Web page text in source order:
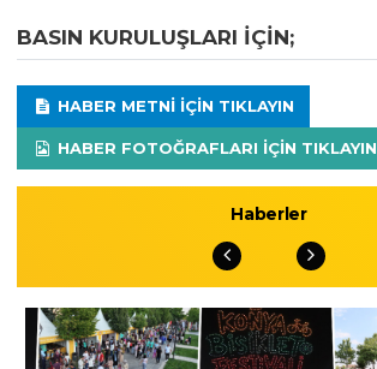
BASIN KURULUŞLARI IÇIN;
HABER METNI IÇIN TIKLAYIN
HABER FOTOĞRAFLARI IÇIN TIKLAYIN
Haberler